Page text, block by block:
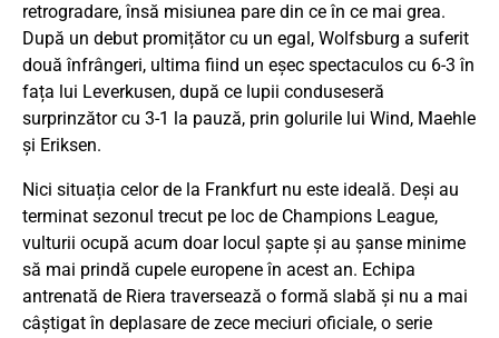
retrogradare, însă misiunea pare din ce în ce mai grea.
După un debut promițător cu un egal, Wolfsburg a suferit
două înfrângeri, ultima fiind un eșec spectaculos cu 6-3 în
fața lui Leverkusen, după ce lupii conduseseră
surprinzător cu 3-1 la pauză, prin golurile lui Wind, Maehle
și Eriksen.
Nici situația celor de la Frankfurt nu este ideală. Deși au
terminat sezonul trecut pe loc de Champions League,
vulturii ocupă acum doar locul șapte și au șanse minime
să mai prindă cupele europene în acest an. Echipa
antrenată de Riera traversează o formă slabă și nu a mai
câștigat în deplasare de zece meciuri oficiale, o serie